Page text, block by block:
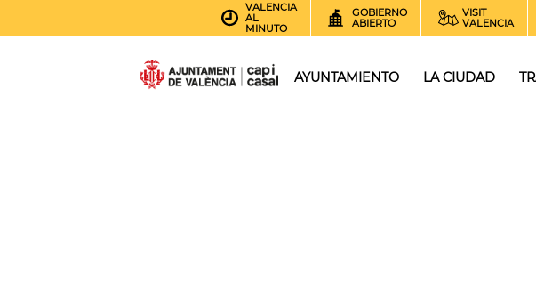
VALENCIA
AL
MINUTO
GOBIERNO
ABIERTO
VISIT
VALENCIA
AYUNTAMIENTO LA CIUDAD